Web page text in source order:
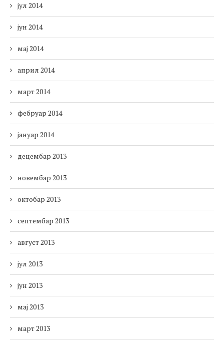
јул 2014
јун 2014
мај 2014
април 2014
март 2014
фебруар 2014
јануар 2014
децембар 2013
новембар 2013
октобар 2013
септембар 2013
август 2013
јул 2013
јун 2013
мај 2013
март 2013